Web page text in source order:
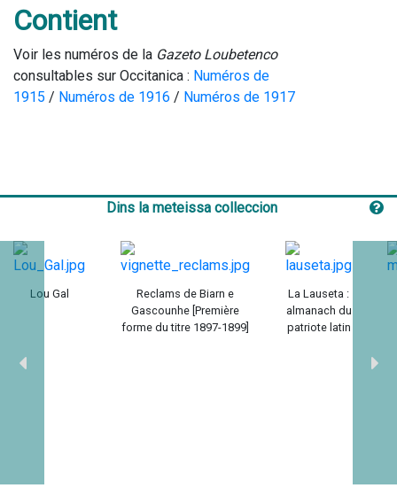
Contient
Voir les numéros de la Gazeto Loubetenco
consultables sur Occitanica : Numéros de
1915 / Numéros de 1916 / Numéros de 1917
Dins la meteissa colleccion
Lou Gal
Reclams de Biarn e
Gascounhe [Première
forme du titre 1897-1899]
La Lauseta :
almanach du
patriote latin